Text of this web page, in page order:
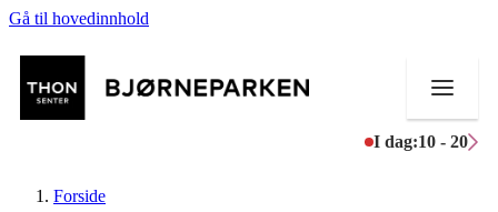
Gå til hovedinnhold
I dag:10 - 20
Forside